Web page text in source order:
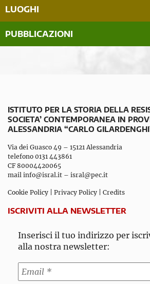
LUOGHI
PUBBLICAZIONI
ISTITUTO PER LA STORIA DELLA
SOCIETA’ CONTEMPORANEA IN
ALESSANDRIA “CARLO
Via dei Guasco 49 – 15121 Alessandria
telefono 0131 443861
CF 80004420065
mail info@isral.it – isral@pec.it
Cookie Policy Privacy Policy Credits
ISCRIVITI ALLA NEWSLETTER
Inserisci il tuo indirizzo per
alla nostra newsletter: